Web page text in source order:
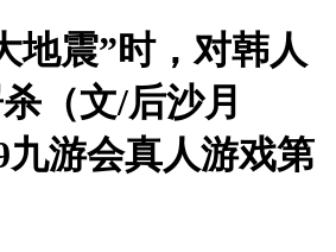
地震”时，对韩人
（文/后沙月
会真人游戏第